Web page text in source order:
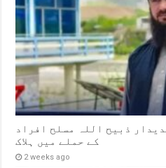
ذبیح اللہ مسلح افراد
کے حملے میں ہلاک
2 weeks ago